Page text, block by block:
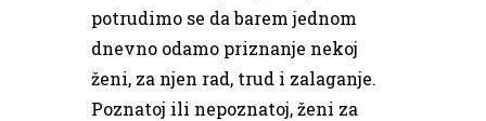
potrudimo se da barem jednom
dnevno odamo priznanje nekoj
ženi, za njen rad, trud i zalaganje.
Poznatoj ili nepoznatoj, ženi za